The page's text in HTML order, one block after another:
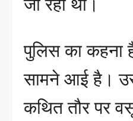
पुलिस का कहना
सामने आई है।
कथित तौर पर